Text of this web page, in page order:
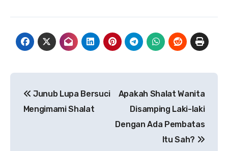
pos
Junub Lupa Bersuci
Mengimami Shalat
Apakah Shalat Wanita
Disamping Laki-laki
Dengan Ada Pembatas
Itu Sah?